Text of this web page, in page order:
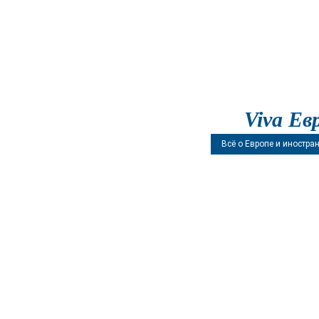
Viva
Всё о Европе и